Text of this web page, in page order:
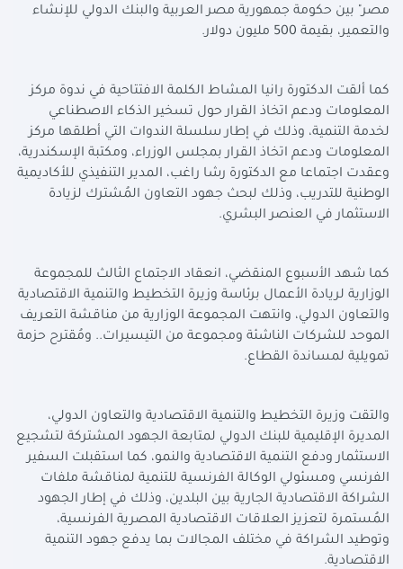
مصر" بين حكومة جمهورية مصر العربية والبنك الدولي للإنشاء
والتعمير، بقيمة 500 مليون دولار.
كما ألقت الدكتورة رانيا المشاط الكلمة الافتتاحية في ندوة مركز
المعلومات ودعم اتخاذ القرار حول تسخير الذكاء الاصطناعي
لخدمة التنمية، وذلك في إطار سلسلة الندوات التي أطلقها مركز
المعلومات ودعم اتخاذ القرار بمجلس الوزراء، ومكتبة الإسكندرية،
وعقدت اجتماعا مع الدكتورة رشا راغب، المدير التنفيذي للأكاديمية
الوطنية للتدريب، وذلك لبحث جهود التعاون المُشترك لزيادة
الاستثمار في العنصر البشري.
كما شهد الأسبوع المنقضي، انعقاد الاجتماع الثالث للمجموعة
الوزارية لريادة الأعمال برئاسة وزيرة التخطيط والتنمية الاقتصادية
والتعاون الدولي، وانتهت المجموعة الوزارية من مناقشة التعريف
الموحد للشركات الناشئة ومجموعة من التيسيرات.. ومُقترح حزمة
تمويلية لمساندة القطاع.
والتقت وزيرة التخطيط والتنمية الاقتصادية والتعاون الدولي،
المديرة الإقليمية للبنك الدولي لمتابعة الجهود المشتركة لتشجيع
الاستثمار ودفع التنمية الاقتصادية والنمو، كما استقبلت السفير
الفرنسي ومسئولي الوكالة الفرنسية للتنمية لمناقشة ملفات
الشراكة الاقتصادية الجارية بين البلدين، وذلك في إطار الجهود
المُستمرة لتعزيز العلاقات الاقتصادية المصرية الفرنسية،
وتوطيد الشراكة في مختلف المجالات بما يدفع جهود التنمية
الاقتصادية.